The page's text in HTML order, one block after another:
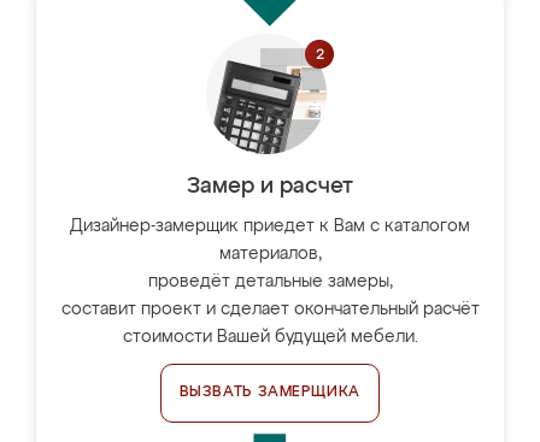
Замер и расчет
Дизайнер-замерщик приедет к Вам с каталогом
материалов,
проведёт детальные замеры,
составит проект и сделает окончательный расчёт
стоимости Вашей будущей мебели.
ВЫЗВАТЬ ЗАМЕРЩИКА